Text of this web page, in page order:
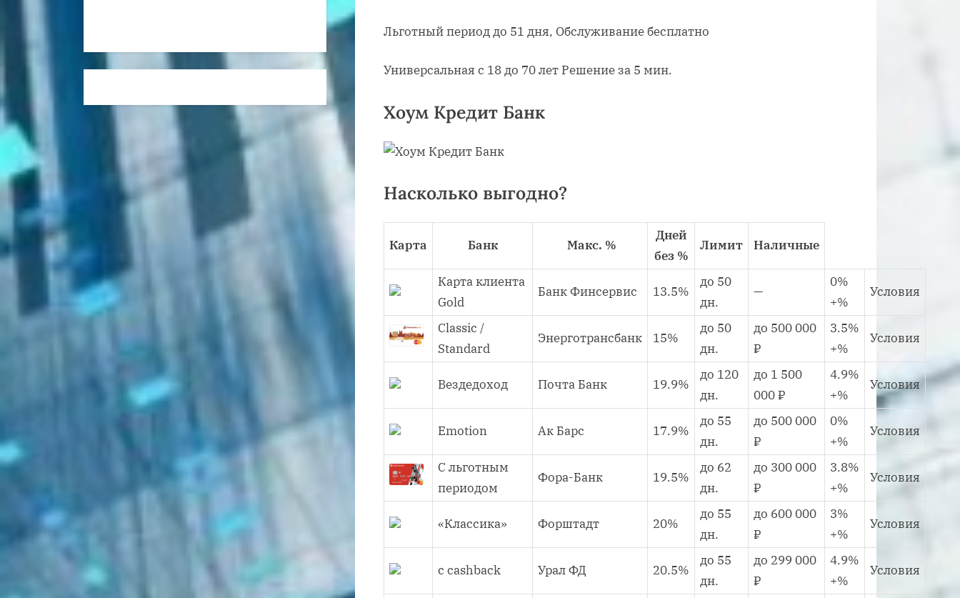
Льготный период до 51 дня, Обслуживание бесплатно
Универсальная с 18 до 70 лет Решение за 5 мин.
Хоум Кредит Банк
Насколько выгодно?
Карта Банк Макс. %
Дней
без %
Лимит Наличные
Карта клиента
Gold
Банк Финсервис 13.5%
до 50
дн.
—
0%
+%
Условия
Classic /
Standard
Энерготрансбанк 15%
до 50
дн.
до 500 000
₽
3.5%
+%
Условия
Вездедоход Почта Банк 19.9%
до 120
дн.
до 1 500
000 ₽
4.9%
+%
Условия
Emotion Ак Барс 17.9%
до 55
дн.
до 500 000
₽
0%
+%
Условия
С льготным
периодом
Фора-Банк 19.5%
до 62
дн.
до 300 000
₽
3.8%
+%
Условия
«Классика» Форштадт 20%
до 55
дн.
до 600 000
₽
3%
+%
Условия
с cashback Урал ФД 20.5%
до 55
дн.
до 299 000
₽
4.9%
+%
Условия